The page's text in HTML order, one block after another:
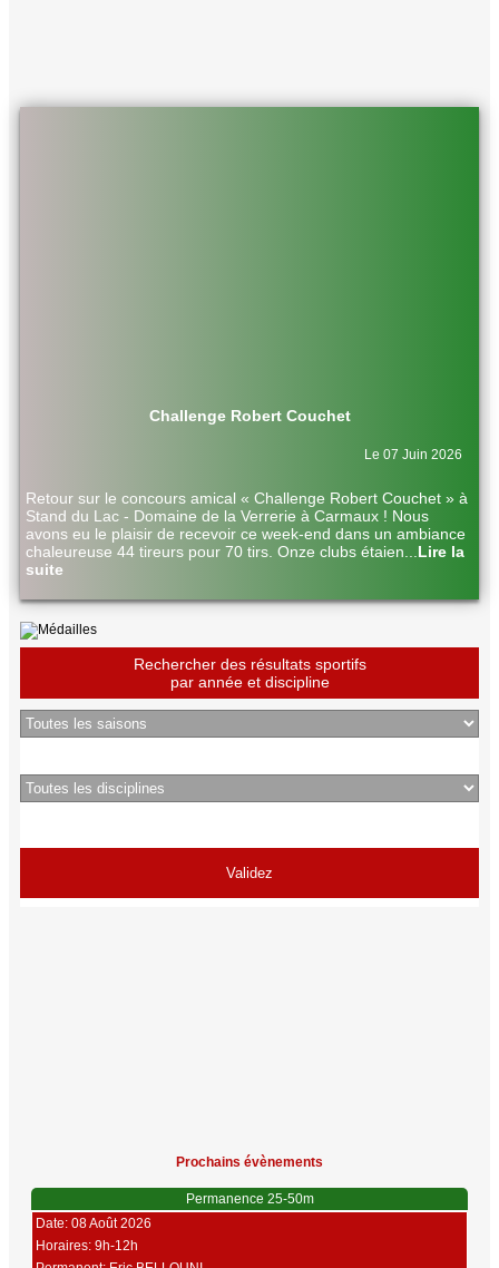
Challenge Robert Couchet
Le 07 Juin 2026
Retour sur le concours amical « Challenge Robert Couchet » à
Stand du Lac - Domaine de la Verrerie à Carmaux ! Nous
avons eu le plaisir de recevoir ce week-end dans un ambiance
chaleureuse 44 tireurs pour 70 tirs. Onze clubs étaien
Lire la
suite
Rechercher des résultats sportifs
par année et discipline
Prochains évènements
Permanence 25-50m
Date: 08 Août 2026
Horaires: 9h-12h